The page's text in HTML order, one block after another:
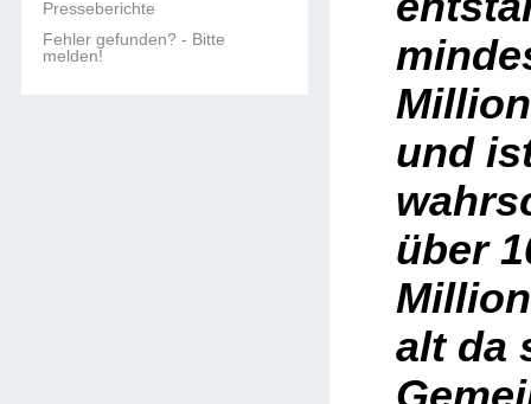
Presseberichte
Fehler gefunden? - Bitte
melden!
und
über
alt da